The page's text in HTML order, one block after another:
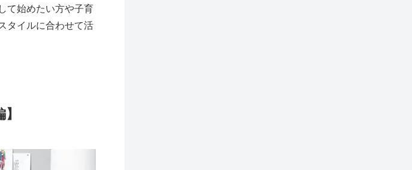
て始めたい方や子育
タイルに合わせて活